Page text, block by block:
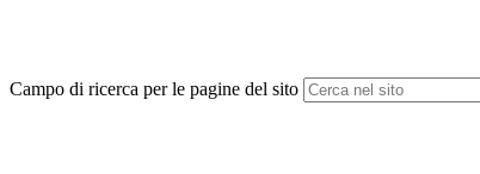
Campo di ricerca per le pagine del sito